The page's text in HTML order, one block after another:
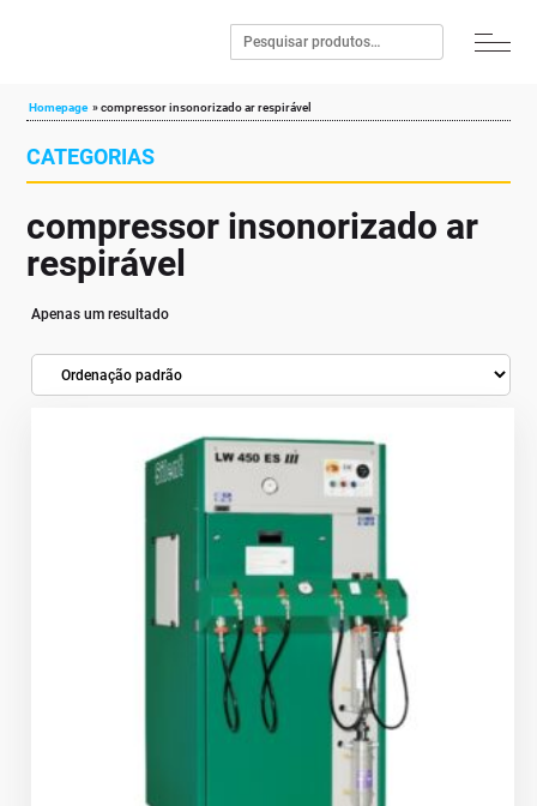
Homepage »compressor insonorizado ar respirável
CATEGORIAS
compressor insonorizado ar
respirável
Apenas um resultado